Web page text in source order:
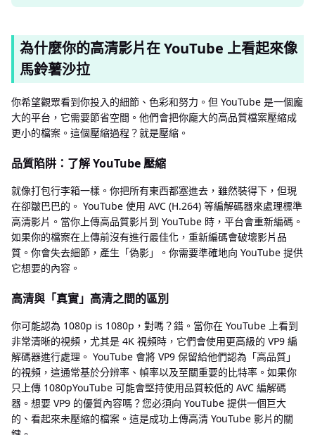
為什麼你的高清影片在 YouTube 上看起來像
馬鈴薯沙拉
你希望觀眾看到你投入的細節、色彩和努力。但 YouTube 是一個龐
大的平台，它需要節省空間。他們會把你龐大的高品質檔案壓縮成
更小的檔案。這個壓縮過程？就是壓縮。
品質陷阱：了解 YouTube 壓縮
就像打包行李箱一樣。你把所有東西都塞進去，雖然裝得下，但現
在卻皺巴巴的。 YouTube 使用 AVC (H.264) 等編解碼器來處理標準
高清影片。當你上傳高品質影片到 YouTube 時，平台會重新編碼。
如果你的檔案在上傳前沒有進行最佳化，重新編碼會破壞影片品
質。你會失去細節，產生「偽影」。你需要準確地向 YouTube 提供
它想要的內容。
高清與「真實」高清之間的區別
你可能認為 1080p is 1080p，對嗎？錯。當你在 YouTube 上看到
非常清晰的視頻，尤其是 4K 視頻時，它們會使用更高級的 VP9 編
解碼器進行處理。 YouTube 會將 VP9 保留給他們認為「高品質」
的視頻，這通常基於分辨率、幀率以及至關重要的比特率。如果你
只上傳 1080pYouTube 可能會堅持使用品質較低的 AVC 編解碼
器。想要 VP9 的優質內容嗎？您必須向 YouTube 提供一個巨大
的、看起來未壓縮的檔案。這是成功上傳高清 YouTube 影片的關